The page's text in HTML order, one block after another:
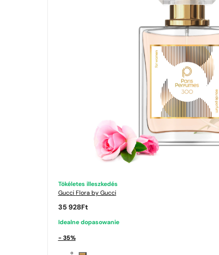
Tökéletes illeszkedés
Gucci Flora by Gucci
35 928Ft
Idealne dopasowanie
- 35%